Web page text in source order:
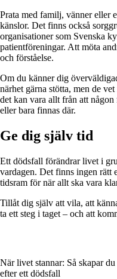
Prata med familj, vänner eller
känslor. Det finns också
organisationer som Svenska
patientföreningar. Att möta
och förståelse.
Om du känner dig
närhet gärna stötta, men de
det kan vara allt från att
eller bara finnas där.
Ge dig själv tid
Ett dödsfall förändrar livet i
vardagen. Det finns ingen rätt
tidsram för när allt ska vara
Tillåt dig själv att vila, att
ta ett steg i taget – och att
När livet stannar: Så skapar
efter ett dödsfall